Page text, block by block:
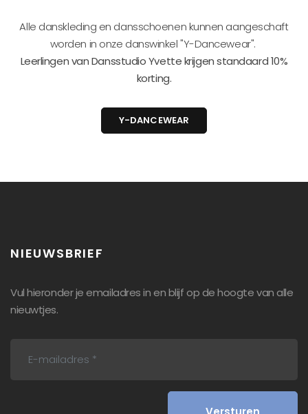
Alle danskleding en dansschoenen kunnen aangeschaft
worden in onze danswinkel "Y-Dancewear".
Leerlingen van Dansstudio Yvette krijgen standaard 10%
korting.
Y-DANCEWEAR
NIEUWSBRIEF
Vul hieronder je emailadres in en blijf op de hoogte van alle
nieuwtjes.